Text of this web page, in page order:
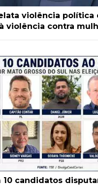
violência política
violência contra
10 candidatos